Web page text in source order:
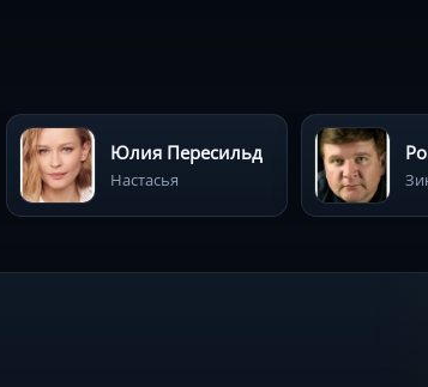
Юлия Пересильд
Настасья